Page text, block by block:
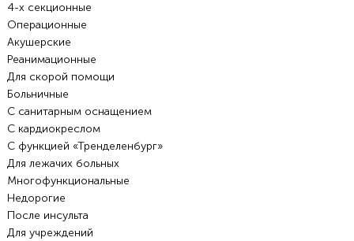
4-х секционные
Операционные
Акушерские
Реанимационные
Для скорой помощи
Больничные
С санитарным оснащением
С кардиокреслом
С функцией «Тренделенбург»
Для лежачих больных
Многофункциональные
Недорогие
После инсульта
Для учреждений